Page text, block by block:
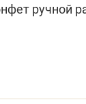
ручной